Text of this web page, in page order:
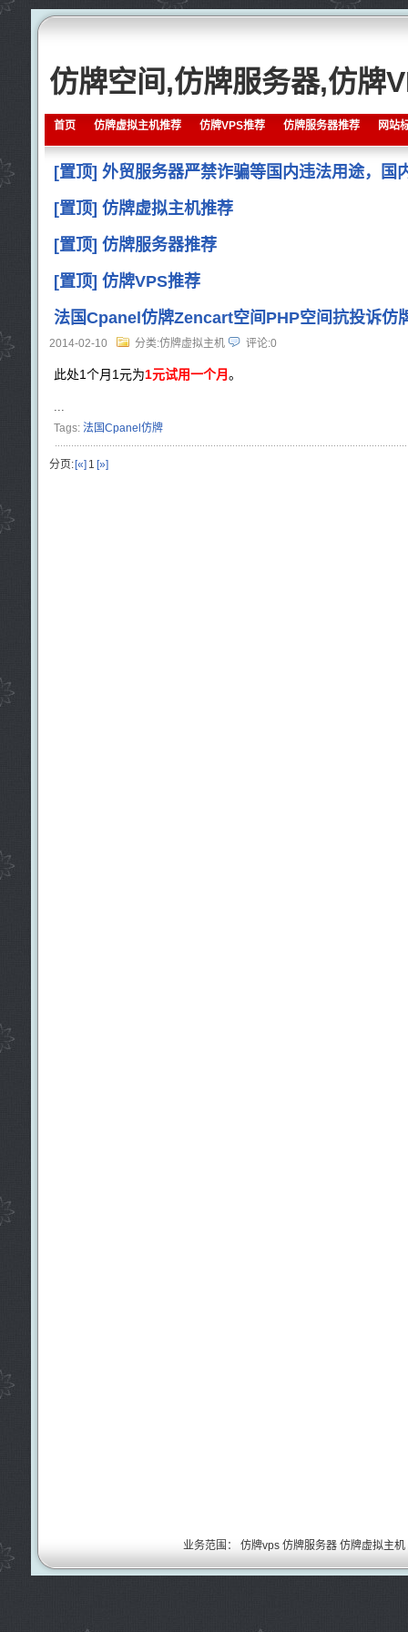
仿牌空间,仿牌服务器,仿牌
首页 仿牌虚拟主机推荐 仿牌VPS推荐 仿牌服务器推荐 网站
[置顶] 外贸服务器严禁诈骗等国内违法用途，国
[置顶] 仿牌虚拟主机推荐
[置顶] 仿牌服务器推荐
[置顶] 仿牌VPS推荐
法国Cpanel仿牌Zencart空间PHP空间抗投诉仿
2014-02-10 分类:仿牌虚拟主机 评论:0
此处1个月1元为1元试用一个月。
...
Tags: 法国Cpanel仿牌
分页: [«] 1 [»]
业务范围： 仿牌vps 仿牌服务器 仿牌虚拟主机